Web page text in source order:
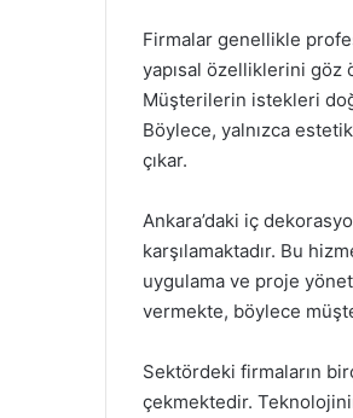
Firmalar genellikle
yapısal özelliklerini göz
Müşterilerin istekleri
Böylece, yalnızca
çıkar.
Ankara’daki iç
karşılamaktadır. Bu
uygulama ve proje
vermekte, böylece
Sektördeki firmaların
çekmektedir.